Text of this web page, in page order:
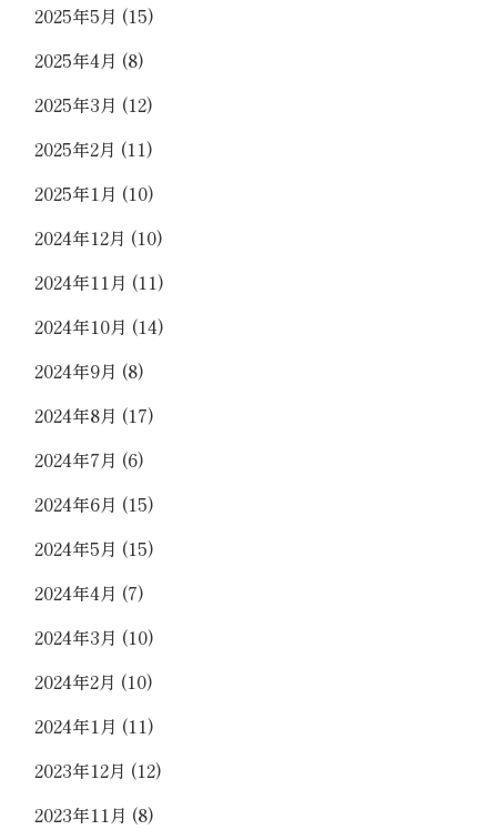
2025年5月 (15)
2025年4月 (8)
2025年3月 (12)
2025年2月 (11)
2025年1月 (10)
2024年12月 (10)
2024年11月 (11)
2024年10月 (14)
2024年9月 (8)
2024年8月 (17)
2024年7月 (6)
2024年6月 (15)
2024年5月 (15)
2024年4月 (7)
2024年3月 (10)
2024年2月 (10)
2024年1月 (11)
2023年12月 (12)
2023年11月 (8)